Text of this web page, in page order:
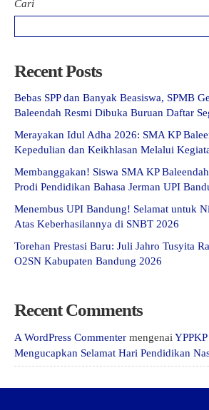
Cari
Recent Posts
Bebas SPP dan Banyak Beasiswa, SPMB
Baleendah Resmi Dibuka Buruan Daftar
Merayakan Idul Adha 2026: SMA KP
Kepedulian dan Keikhlasan Melalui
Membanggakan! Siswa SMA KP
Prodi Pendidikan Bahasa Jerman UPI
Menembus UPI Bandung! Selamat untuk
Atas Keberhasilannya di SNBT 2026
Torehan Prestasi Baru: Juli Jahro Tusyita
O2SN Kabupaten Bandung 2026
Recent Comments
A WordPress Commenter mengenai
Mengucapkan Selamat Hari Pendidikan